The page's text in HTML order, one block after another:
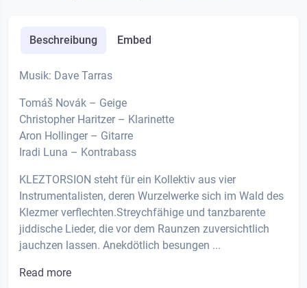
Beschreibung Embed
Musik: Dave Tarras
Tomáš Novák – Geige
Christopher Haritzer – Klarinette
Aron Hollinger – Gitarre
Iradi Luna – Kontrabass
KLEZTORSION steht für ein Kollektiv aus vier
Instrumentalisten, deren Wurzelwerke sich im Wald des
Klezmer verflechten.Streychfähige und tanzbarente
jiddische Lieder, die vor dem Raunzen zuversichtlich
jauchzen lassen. Anekdötlich besungen ...
Read more